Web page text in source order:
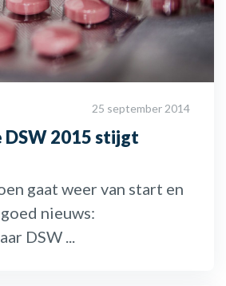
25 september 2014
2015 stijgt
gaat weer van start en
nieuws:
DSW ...